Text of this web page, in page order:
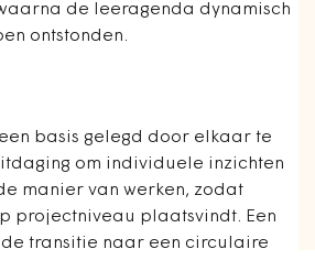
de leeragenda dynamisch
ontstonden.
basis gelegd door elkaar te
om individuele inzichten
manier van werken, zodat
projectniveau plaatsvindt. Een
transitie naar een circulaire